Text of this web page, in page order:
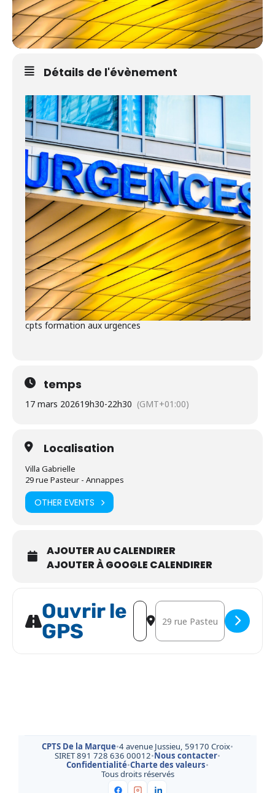
Détails de l'évènement
cpts formation aux urgences
temps
17 mars 202619h30-22h30 (GMT+01:00)
Localisation
Villa Gabrielle
29 rue Pasteur - Annappes
OTHER EVENTS
AJOUTER AU CALENDIRER
AJOUTER À GOOGLE CALENDIRER
Ouvrir le
GPS
Address - Soirée de formation aux
Destination Address - Soirée
CPTS De la Marque•4 avenue Jussieu, 59170 Croix•
SIRET 891 728 636 00012•Nous contacter•
Confidentialité•Charte des valeurs•
Tous droits réservés